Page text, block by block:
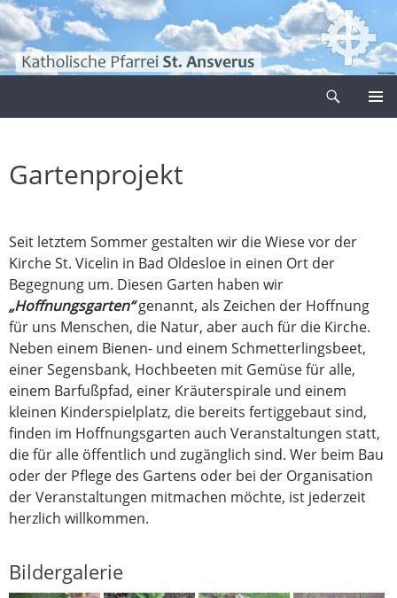
Zum
Inhalt
springen
Gartenprojekt
Seit letztem Sommer gestalten wir die Wiese vor der
Kirche St. Vicelin in Bad Oldesloe in einen Ort der
Begegnung um. Diesen Garten haben wir
„Hoffnungsgarten“genannt, als Zeichen der Hoffnung
für uns Menschen, die Natur, aber auch für die Kirche.
Neben einem Bienen- und einem Schmetterlingsbeet,
einer Segensbank, Hochbeeten mit Gemüse für alle,
einem Barfußpfad, einer Kräuterspirale und einem
kleinen Kinderspielplatz, die bereits fertiggebaut sind,
finden im Hoffnungsgarten auch Veranstaltungen statt,
die für alle öffentlich und zugänglich sind. Wer beim Bau
oder der Pflege des Gartens oder bei der Organisation
der Veranstaltungen mitmachen möchte, ist jederzeit
herzlich willkommen.
Bildergalerie